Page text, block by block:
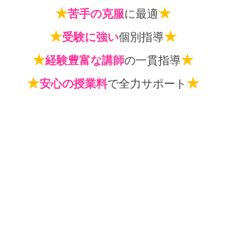
★苦手の克服に最適★
★受験に強い個別指導★
★経験豊富な講師の一貫指導★
★安心の授業料で全力サポート ★